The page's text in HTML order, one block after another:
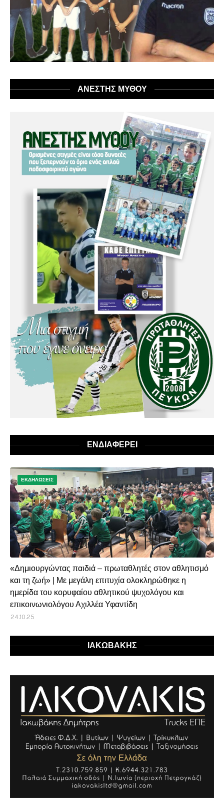
ΑΝΕΣΤΗΣ ΜΥΘΟΥ
ΕΝΔΙΑΦΕΡΕΙ
ΕΚΔΗΛΩΣΕΙΣ
«Δημιουργώντας παιδιά – πρωταθλητές στον αθλητισμό
και τη ζωή» | Με μεγάλη επιτυχία ολοκληρώθηκε η
ημερίδα του κορυφαίου αθλητικού ψυχολόγου και
επικοινωνιολόγου Αχιλλέα Υφαντίδη
24.10.25
ΙΑΚΩΒΑΚΗΣ